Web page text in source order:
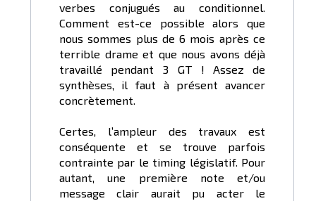
verbes conjugués au conditionnel.
Comment est-ce possible alors que
nous sommes plus de 6 mois après ce
terrible drame et que nous avons déjà
travaillé pendant 3 GT ! Assez de
synthèses, il faut à présent avancer
concrètement.
Certes, l’ampleur des travaux est
conséquente et se trouve parfois
contrainte par le timing législatif. Pour
autant, une première note et/ou
message clair aurait pu acter le